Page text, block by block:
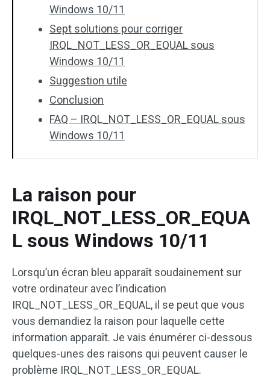
Windows 10/11
Sept solutions pour corriger
IRQL_NOT_LESS_OR_EQUAL sous
Windows 10/11
Suggestion utile
Conclusion
FAQ – IRQL_NOT_LESS_OR_EQUAL sous
Windows 10/11
La raison pour
IRQL_NOT_LESS_OR_EQUA
L sous Windows 10/11
Lorsqu’un écran bleu apparaît soudainement sur
votre ordinateur avec l’indication
IRQL_NOT_LESS_OR_EQUAL, il se peut que vous
vous demandiez la raison pour laquelle cette
information apparaît. Je vais énumérer ci-dessous
quelques-unes des raisons qui peuvent causer le
problème IRQL_NOT_LESS_OR_EQUAL.